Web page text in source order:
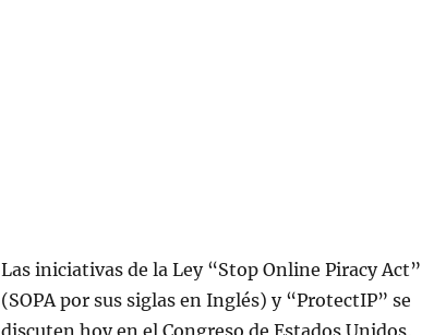
Las iniciativas de la Ley “Stop Online Piracy Act”
(SOPA por sus siglas en Inglés) y “ProtectIP” se
discuten hoy en el Congreso de Estados Unidos,